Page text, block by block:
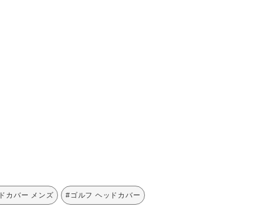
カバー メンズ #ゴルフ ヘッドカバー